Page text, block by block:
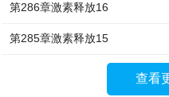
第286章激素释放16
第285章激素释放15
查看